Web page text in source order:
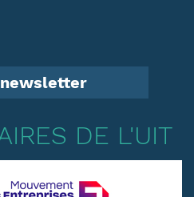
DE L'UIT